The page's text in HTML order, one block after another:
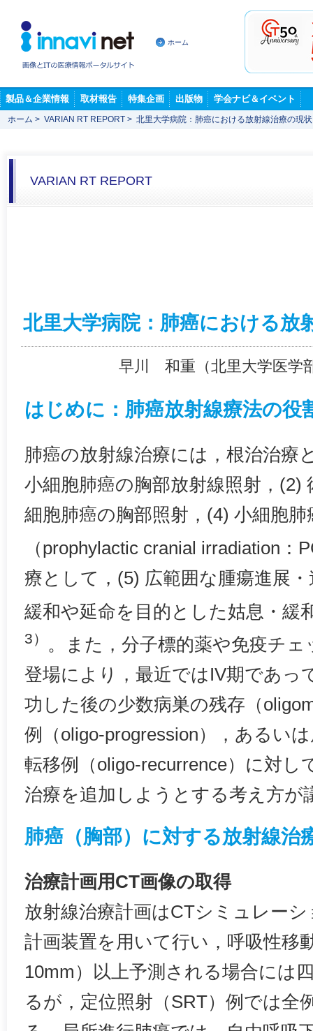
ホーム
製品＆企業情報 取材報告 特集企画 出版物 学会ナビ＆イベント
ホーム > VARIAN RT REPORT > 北里大学病院：肺癌における放射線治療の現状
VARIAN RT REPORT
北里大学病院：肺癌における放
早川 和重（北里大学医学
はじめに：肺癌放射線療法の役
肺癌の放射線治療には，根治治療
小細胞肺癌の胸部放射線照射，(2)
細胞肺癌の胸部照射，(4) 小細胞
（prophylactic cranial irradiation：
療として，(5) 広範囲な腫瘍進展
緩和や延命を目的とした姑息・緩
3）
。また，分子標的薬や免疫チ
登場により，最近ではIV期であっ
功した後の少数病巣の残存（
例（oligo-progression），あるい
転移例（oligo-recurrence）に対し
治療を追加しようとする考え方が
肺癌（胸部）に対する放射線治
治療計画用CT画像の取得
放射線治療計画はCTシミュレー
計画装置を用いて行い，呼吸性移
10mm）以上予測される場合には
るが，定位照射（SRT）例では全